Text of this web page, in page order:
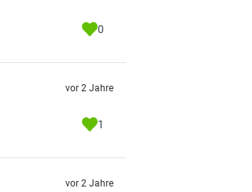
0
vor 2 Jahre
1
vor 2 Jahre